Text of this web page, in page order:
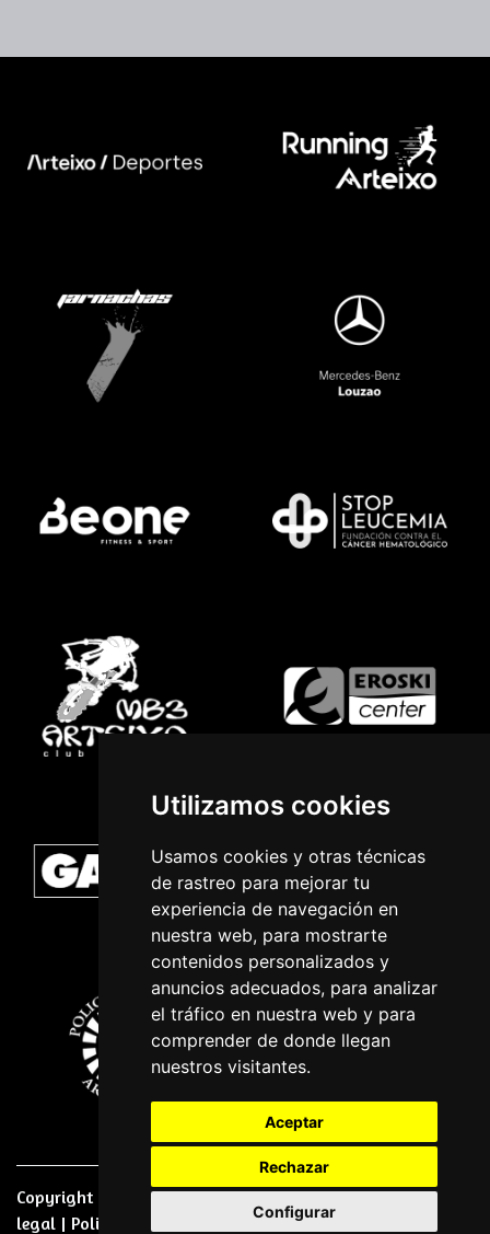
Utilizamos cookies
Usamos cookies y otras técnicas
de rastreo para mejorar tu
experiencia de navegación en
nuestra web, para mostrarte
contenidos personalizados y
anuncios adecuados, para analizar
el tráfico en nuestra web y para
comprender de donde llegan
nuestros visitantes.
Aceptar
Rechazar
Configurar
Copyright © 2026 | Powered byCCNorte Desarrollo|Nota
legal | Politica de privacidade